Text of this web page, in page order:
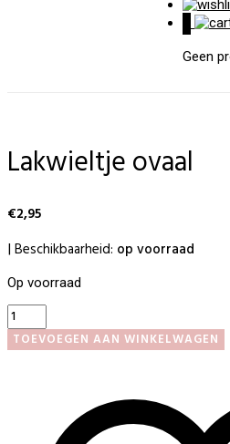
Geen
Lakwieltje ovaal
€2,95
| Beschikbaarheid: op voorraad
Op voorraad
Lakwieltje
ovaal
aantal
TOEVOEGEN AAN WINKELWAGEN